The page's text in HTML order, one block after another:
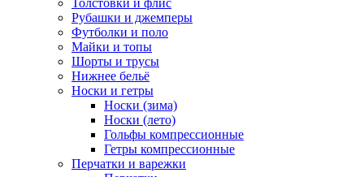
Толстовки и флис
Рубашки и джемперы
Футболки и поло
Майки и топы
Шорты и трусы
Нижнее бельё
Носки и гетры
Носки (зима)
Носки (лето)
Гольфы компрессионные
Гетры компрессионные
Перчатки и варежки